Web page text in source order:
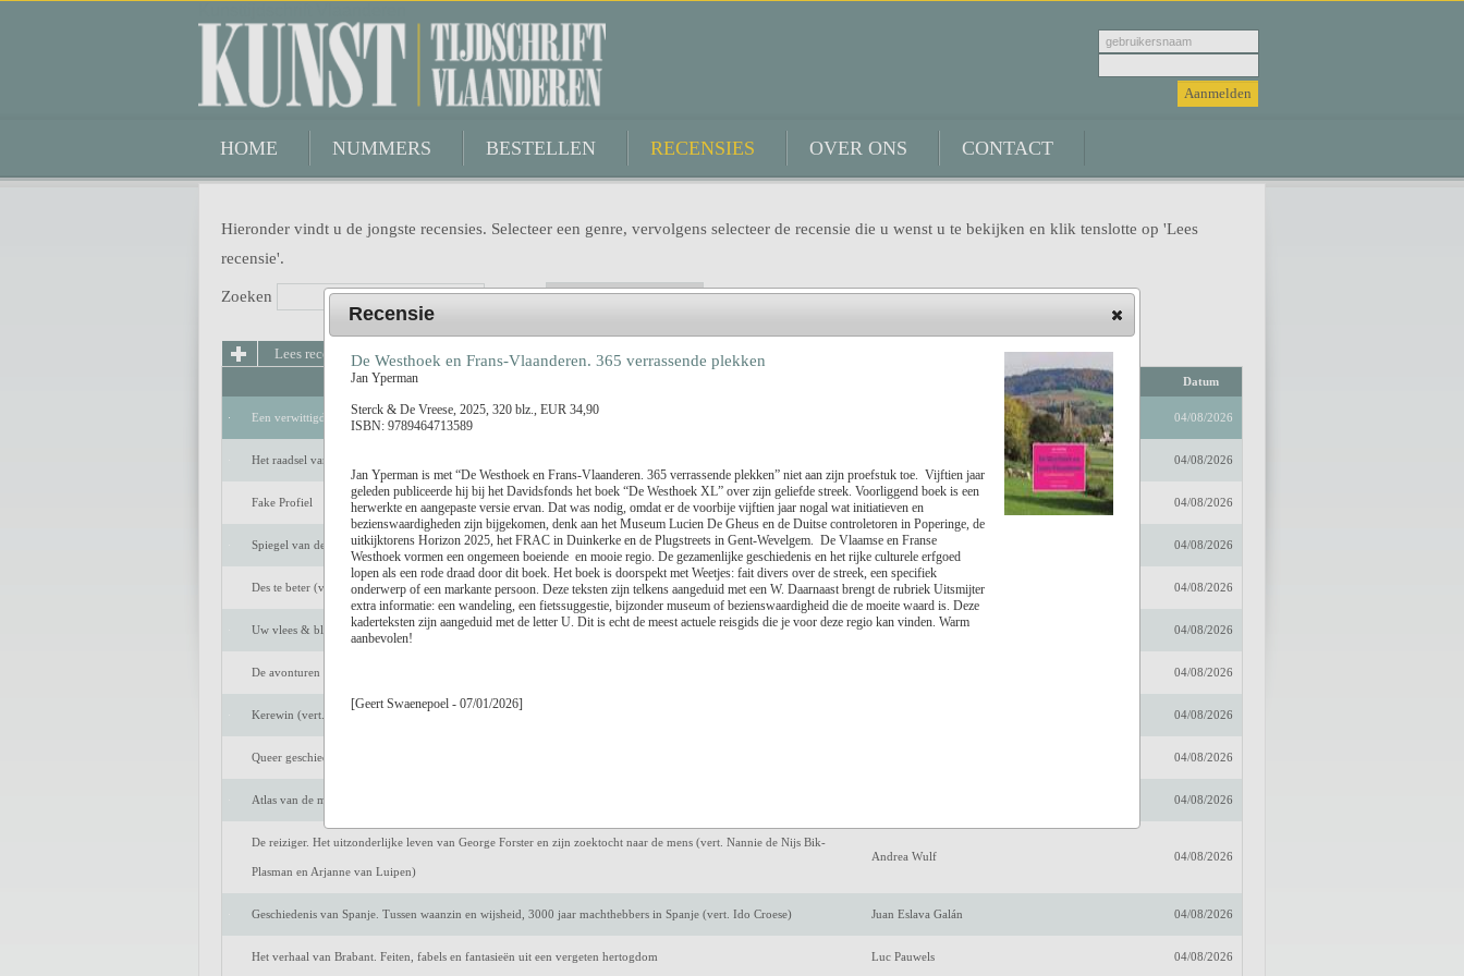
HOME NUMMERS BESTELLEN RECENSIES OVER ONS CONTACT
Hieronder vindt u de jongste recensies. Selecteer een genre, vervolgens selecteer de recensie die u wenst u te bekijken en klik tenslotte op 'Lees
recensie'.
Zoeken Genre
Lees recensie
Auteur Datum
Een verwittigd man is niets waard 04/08/2026
Het raadsel van de anderen 04/08/2026
Fake Profiel Luc de Keersmaecker 04/08/2026
Spiegel van de ziel Antoon van den Braembussche 04/08/2026
Des te beter (vert. Marijke Arijs) Amélie Nothomb 04/08/2026
Uw vlees & bloed Jeroen Olyslaegers 04/08/2026
De avonturen van Tom Sawyer (vert. Peter Bergsma) 04/08/2026
Kerewin (vert. Anneke Bok) 04/08/2026
Queer geschiedenis van Nederland. De strijd om een eigen verleden 04/08/2026
Atlas van de middeleeuwse stad. Markten en havens in de Lage Landen 04/08/2026
De reiziger. Het uitzonderlijke leven van George Forster en zijn zoektocht naar de mens (vert. Nannie de Nijs Bik-
Plasman en Arjanne van Luipen)
Andrea Wulf 04/08/2026
Geschiedenis van Spanje. Tussen waanzin en wijsheid, 3000 jaar machthebbers in Spanje (vert. Ido Croese) Juan Eslava Galán 04/08/2026
Het verhaal van Brabant. Feiten, fabels en fantasieën uit een vergeten hertogdom Luc Pauwels 04/08/2026
Recensie
De Westhoek en Frans-Vlaanderen. 365 verrassende plekken
Jan Yperman
Sterck & De Vreese, 2025, 320 blz., EUR 34,90
ISBN: 9789464713589
Jan Yperman is met “De Westhoek en Frans-Vlaanderen. 365 verrassende plekken” niet aan zijn proefstuk toe. Vijftien jaar
geleden publiceerde hij bij het Davidsfonds het boek “De Westhoek XL” over zijn geliefde streek. Voorliggend boek is een
herwerkte en aangepaste versie ervan. Dat was nodig, omdat er de voorbije vijftien jaar nogal wat initiatieven en
bezienswaardigheden zijn bijgekomen, denk aan het Museum Lucien De Gheus en de Duitse controletoren in Poperinge, de
uitkijktorens Horizon 2025, het FRAC in Duinkerke en de Plugstreets in Gent-Wevelgem. De Vlaamse en Franse
Westhoek vormen een ongemeen boeiende en mooie regio. De gezamenlijke geschiedenis en het rijke culturele erfgoed
lopen als een rode draad door dit boek. Het boek is doorspekt met Weetjes: fait divers over de streek, een specifiek
onderwerp of een markante persoon. Deze teksten zijn telkens aangeduid met een W. Daarnaast brengt de rubriek Uitsmijter
extra informatie: een wandeling, een fietssuggestie, bijzonder museum of bezienswaardigheid die de moeite waard is. Deze
kaderteksten zijn aangeduid met de letter U. Dit is echt de meest actuele reisgids die je voor deze regio kan vinden. Warm
aanbevolen!
[Geert Swaenepoel - 07/01/2026]